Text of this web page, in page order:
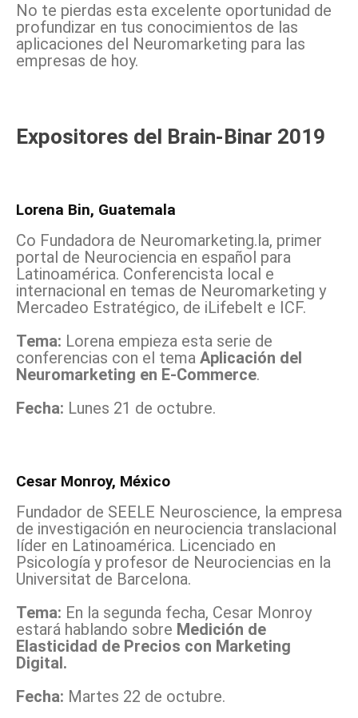
No te pierdas esta excelente oportunidad de
profundizar en tus conocimientos de las
aplicaciones del Neuromarketing para las
empresas de hoy.
Expositores del Brain-Binar 2019
Lorena Bin, Guatemala
Co Fundadora de Neuromarketing.la, primer
portal de Neurociencia en español para
Latinoamérica. Conferencista local e
internacional en temas de Neuromarketing y
Mercadeo Estratégico, de iLifebelt e ICF.
Tema: Lorena empieza esta serie de
conferencias con el tema Aplicación del
Neuromarketing en E-Commerce.
Fecha: Lunes 21 de octubre.
Cesar Monroy, México
Fundador de SEELE Neuroscience, la empresa
de investigación en neurociencia translacional
líder en Latinoamérica. Licenciado en
Psicología y profesor de Neurociencias en la
Universitat de Barcelona.
Tema: En la segunda fecha, Cesar Monroy
estará hablando sobre Medición de
Elasticidad de Precios con Marketing
Digital.
Fecha: Martes 22 de octubre.